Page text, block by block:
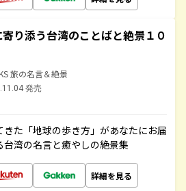
り添う台湾のことばと絶景１０
旅の名言＆絶景
発売
た「地球の歩き方」があなたにお届
湾の名言と癒やしの絶景集
詳細を見る